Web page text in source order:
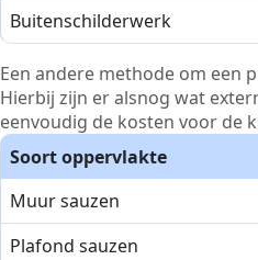
Buitenschilderwerk
Een andere methode om een
Hierbij zijn er alsnog wat
eenvoudig de kosten voor de
Soort oppervlakte
Muur sauzen
Plafond sauzen